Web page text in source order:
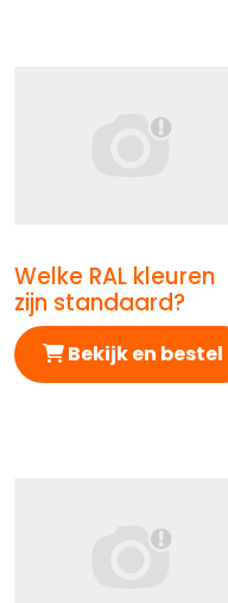
Afbeelding Welke
Welke RAL kleuren
zijn standaard?
Bekijk en bestel